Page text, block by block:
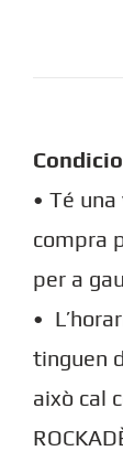
• Té
compra
per a
•
tinguen
això cal